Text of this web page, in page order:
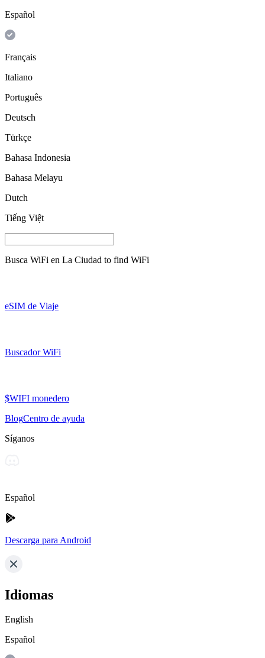
Español
Français
Italiano
Português
Deutsch
Türkçe
Bahasa Indonesia
Bahasa Melayu
Dutch
Tiếng Việt
Busca WiFi en La Ciudad to find WiFi
eSIM de Viaje
Buscador WiFi
$WIFI monedero
BlogCentro de ayuda
Síganos
Español
Descarga para Android
Idiomas
English
Español